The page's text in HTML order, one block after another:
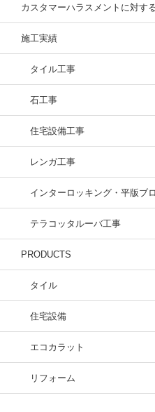
カスタマーハラスメントに対す
施工実績
タイル工事
石工事
住宅設備工事
レンガ工事
インターロッキング・平版ブ
テラコッタルーバ工事
PRODUCTS
タイル
住宅設備
エコカラット
リフォーム